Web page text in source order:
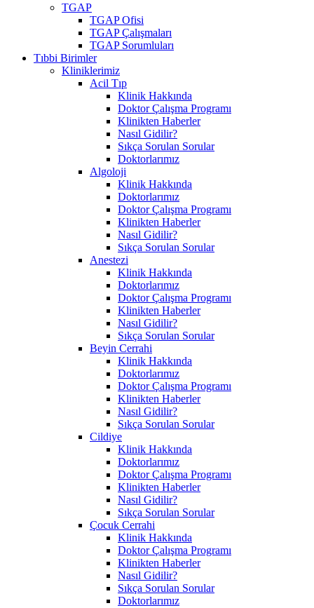
TGAP
TGAP Ofisi
TGAP Çalışmaları
TGAP Sorumluları
Tıbbi Birimler
Kliniklerimiz
Acil Tıp
Klinik Hakkında
Doktor Çalışma Programı
Klinikten Haberler
Nasıl Gidilir?
Sıkça Sorulan Sorular
Doktorlarımız
Algoloji
Klinik Hakkında
Doktorlarımız
Doktor Çalışma Programı
Klinikten Haberler
Nasıl Gidilir?
Sıkça Sorulan Sorular
Anestezi
Klinik Hakkında
Doktorlarımız
Doktor Çalışma Programı
Klinikten Haberler
Nasıl Gidilir?
Sıkça Sorulan Sorular
Beyin Cerrahi
Klinik Hakkında
Doktorlarımız
Doktor Çalışma Programı
Klinikten Haberler
Nasıl Gidilir?
Sıkça Sorulan Sorular
Cildiye
Klinik Hakkında
Doktorlarımız
Doktor Çalışma Programı
Klinikten Haberler
Nasıl Gidilir?
Sıkça Sorulan Sorular
Çocuk Cerrahi
Klinik Hakkında
Doktor Çalışma Programı
Klinikten Haberler
Nasıl Gidilir?
Sıkça Sorulan Sorular
Doktorlarımız